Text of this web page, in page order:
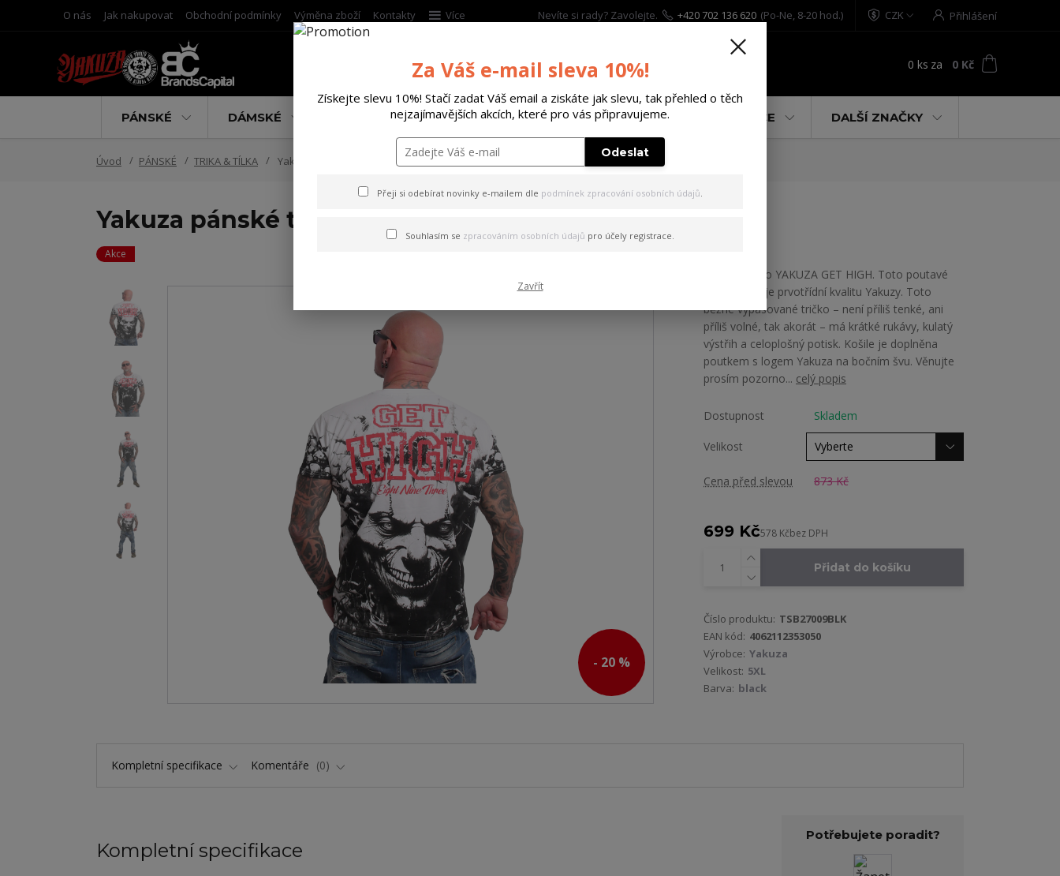
O nás Jak nakupovat Obchodní podmínky Výměna zboží Kontakty Více CZK Přihlášení
Nevíte si rady? Zavolejte. +420 702 136 620 (Po-Ne, 8-20 hod.)
0 ks za 0 Kč
PÁNSKÉ DÁMSKÉ DOPLŇKY DÁRKOVÉ POUKAZY % AKCE DALŠÍ ZNAČKY
Úvod PÁNSKÉ TRIKA & TÍLKA Yakuza pánské tričko Get High Allover Regular T-Shirt
Yakuza pánské tričko Get High Allover Regular T-Shirt
Akce
- 20 %
Pánské tričko YAKUZA GET HIGH. Toto poutavé
tričko ukazuje prvotřídní kvalitu Yakuzy. Toto
běžné vypasované tričko – není příliš tenké, ani
příliš volné, tak akorát – má krátké rukávy, kulatý
výstřih a celoplošný potisk. Košile je doplněna
poutkem s logem Yakuza na bočním švu. Věnujte
prosím pozorno... celý popis
Dostupnost Skladem
Velikost
Cena před slevou 873 Kč
699 Kč578 Kčbez DPH
Přidat do košíku
Číslo produktu: TSB27009BLK
EAN kód: 4062112353050
Výrobce: Yakuza
Velikost: 5XL
Barva: black
Kompletní specifikace Komentáře 0
Kompletní specifikace
Potřebujete poradit?
Za Váš e-mail sleva 10%!
Získejte slevu 10%! Stačí zadat Váš email a ziskáte jak slevu, tak přehled o těch
nejzajímavějších akcích, které pro vás připravujeme.
Odeslat
Přeji si odebírat novinky e-mailem dle podmínek zpracování osobních údajů.
Souhlasím se zpracováním osobních údajů pro účely registrace.
Zavřít